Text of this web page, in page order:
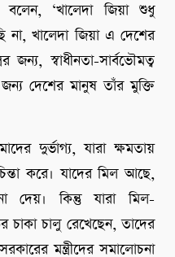
বলেন, ‘খালেদা জিয়া শুধু
না, খালেদা জিয়া এ দেশের
জন্য, স্বাধীনতা-সার্বভৌমত্ব
দেশের মানুষ তাঁর মুক্তি
দুর্ভাগ্য, যারা ক্ষমতায়
করে। যাদের মিল আছে,
দেয়। কিন্তু যারা মিল-
চাকা চালু রেখেছেন, তাদের
মন্ত্রীদের সমালোচনা